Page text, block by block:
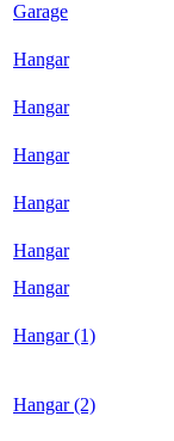
Garage
Hangar
Hangar
Hangar
Hangar
Hangar
Hangar
Hangar (1)
Hangar (2)